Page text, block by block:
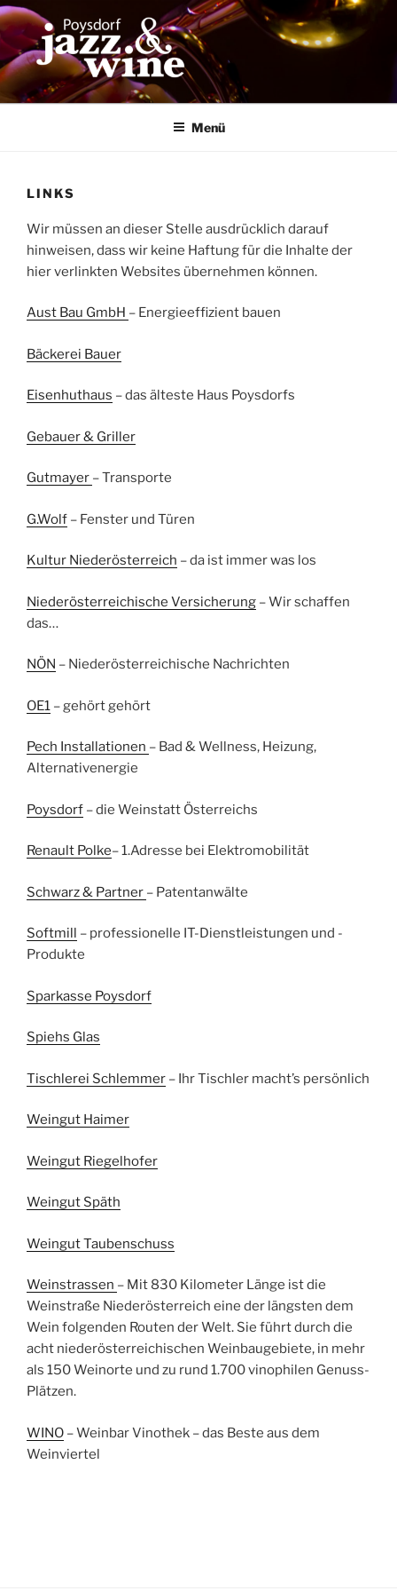
Zum
Inhalt
springen
Menü
LINKS
Wir müssen an dieser Stelle ausdrücklich darauf
hinweisen, dass wir keine Haftung für die Inhalte der
hier verlinkten Websites übernehmen können.
Aust Bau GmbH – Energieeffizient bauen
Bäckerei Bauer
Eisenhuthaus – das älteste Haus Poysdorfs
Gebauer & Griller
Gutmayer – Transporte
G.Wolf – Fenster und Türen
Kultur Niederösterreich – da ist immer was los
Niederösterreichische Versicherung – Wir schaffen
das…
NÖN – Niederösterreichische Nachrichten
OE1 – gehört gehört
Pech Installationen – Bad & Wellness, Heizung,
Alternativenergie
Poysdorf – die Weinstatt Österreichs
Renault Polke– 1.Adresse bei Elektromobilität
Schwarz & Partner – Patentanwälte
Softmill
– professionelle IT-Dienstleistungen und -
Produkte
Sparkasse Poysdorf
Spiehs Glas
Tischlerei Schlemmer – Ihr Tischler macht’s persönlich
Weingut Haimer
Weingut Riegelhofer
Weingut Späth
Weingut Taubenschuss
Weinstrassen – Mit 830 Kilometer Länge ist die
Weinstraße Niederösterreich eine der längsten dem
Wein folgenden Routen der Welt. Sie führt durch die
acht niederösterreichischen Weinbaugebiete, in mehr
als 150 Weinorte und zu rund 1.700 vinophilen Genuss-
Plätzen.
WINO – Weinbar Vinothek – das Beste aus dem
Weinviertel